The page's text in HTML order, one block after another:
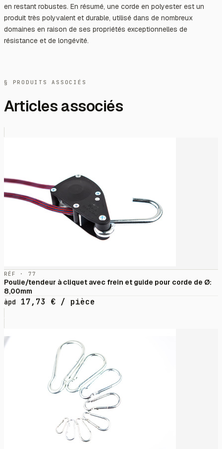
en restant robustes. En résumé, une corde en polyester est un
produit très polyvalent et durable, utilisé dans de nombreux
domaines en raison de ses propriétés exceptionnelles de
résistance et de longévité.
§ PRODUITS ASSOCIÉS
Articles associés
RÉF · 77
Poulie/tendeur à cliquet avec frein et guide pour corde de Ø:
8,00mm
àpd
17,73 € / pièce